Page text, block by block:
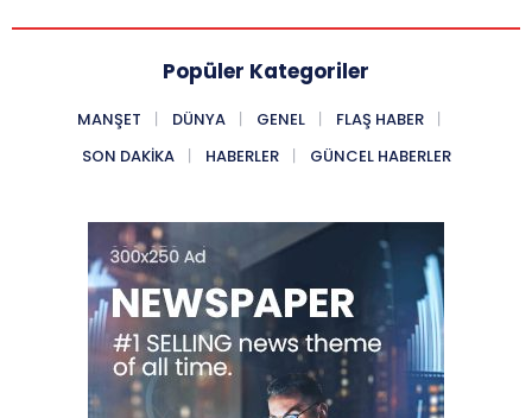
Popüler Kategoriler
MANŞET DÜNYA GENEL
FLAŞ HABER
SON DAKIKA
HABERLER GÜNCEL HABERLER